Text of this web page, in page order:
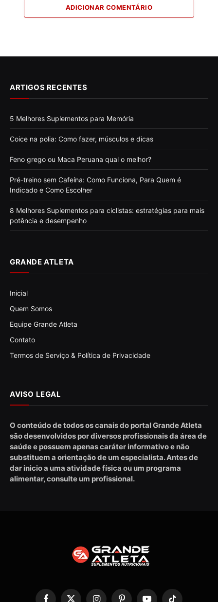
ADICIONAR COMENTÁRIO
ARTIGOS RECENTES
5 Melhores Suplementos para Memória
Coice na polia: Como fazer, músculos e dicas
Feno grego ou Maca Peruana qual o melhor?
Pré-treino sem Cafeína: Como Funciona, Para Quem é
Indicado e Como Escolher
8 Melhores Suplementos para ciclistas: estratégias para mais
potência e desempenho
GRANDE ATLETA
Inicial
Quem Somos
Equipe Grande Atleta
Contato
Termos de Serviço & Política de Privacidade
AVISO LEGAL
O conteúdo de todos os canais do portal Grande Atleta
são desenvolvidos por diversos profissionais da área de
saúde e possuem apenas caráter informativo e não
substituem a orientação de um especialista. Antes de
dar inicio a uma atividade física ou um programa
alimentar, consulte um profissional.